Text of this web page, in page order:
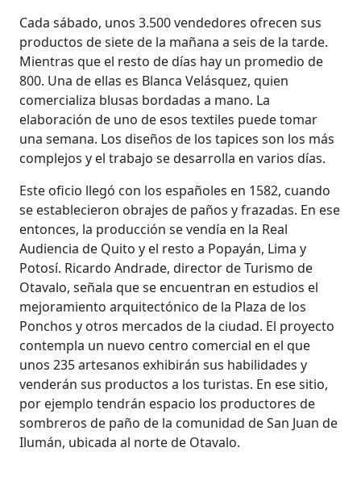
Cada sábado, unos 3.500 vendedores ofrecen sus
productos de siete de la mañana a seis de la tarde.
Mientras que el resto de días hay un promedio de
800. Una de ellas es Blanca Velásquez, quien
comercializa blusas bordadas a mano. La
elaboración de uno de esos textiles puede tomar
una semana. Los diseños de los tapices son los más
complejos y el trabajo se desarrolla en varios días.
Este oficio llegó con los españoles en 1582, cuando
se establecieron obrajes de paños y frazadas. En ese
entonces, la producción se vendía en la Real
Audiencia de Quito y el resto a Popayán, Lima y
Potosí. Ricardo Andrade, director de Turismo de
Otavalo, señala que se encuentran en estudios el
mejoramiento arquitectónico de la Plaza de los
Ponchos y otros mercados de la ciudad. El proyecto
contempla un nuevo centro comercial en el que
unos 235 artesanos exhibirán sus habilidades y
venderán sus productos a los turistas. En ese sitio,
por ejemplo tendrán espacio los productores de
sombreros de paño de la comunidad de San Juan de
Ilumán, ubicada al norte de Otavalo.